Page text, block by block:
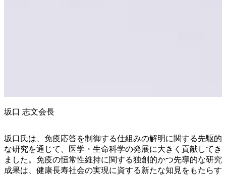
坂口 志文会長
坂口氏は、免疫応答を制御する仕組みの解明に関する先駆的
な研究を通じて、医学・生命科学の発展に大きく貢献してき
ました。免疫の恒常性維持に関する独創的かつ先導的な研究
成果は、健康長寿社会の実現に資する新たな知見をもたらす